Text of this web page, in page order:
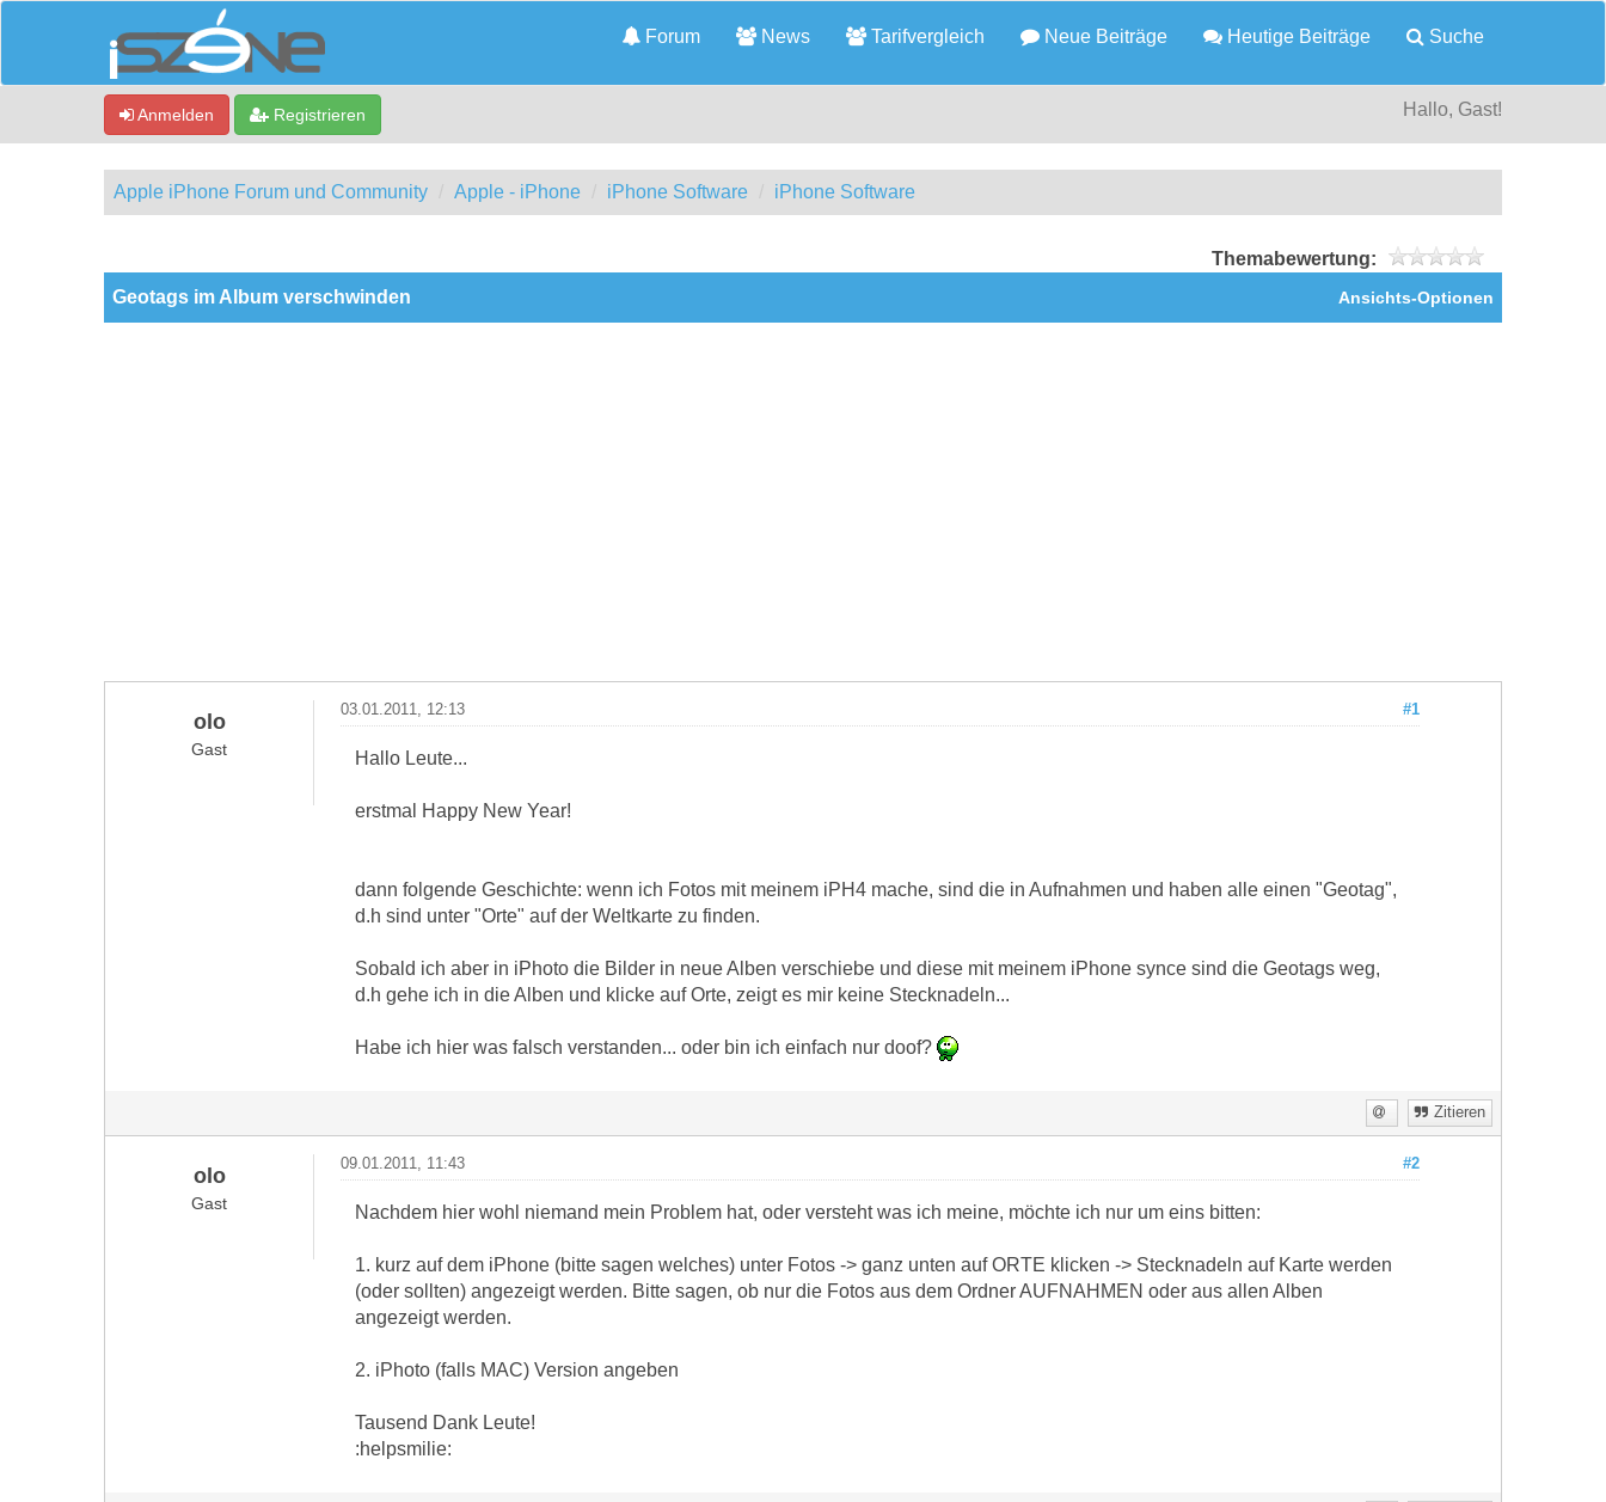
Forum News Tarifvergleich Neue Beiträge Heutige Beiträge Suche
Anmelden Registrieren Hallo, Gast!
Apple iPhone Forum und Community Apple - iPhone iPhone Software iPhone Software
Themabewertung:
Ansichts-Optionen
Geotags im Album verschwinden
olo
Gast
#1
03.01.2011, 12:13
Hallo Leute...
erstmal Happy New Year!
dann folgende Geschichte: wenn ich Fotos mit meinem iPH4 mache, sind die in Aufnahmen und haben alle einen "Geotag",
d.h sind unter "Orte" auf der Weltkarte zu finden.
Sobald ich aber in iPhoto die Bilder in neue Alben verschiebe und diese mit meinem iPhone synce sind die Geotags weg,
d.h gehe ich in die Alben und klicke auf Orte, zeigt es mir keine Stecknadeln...
Habe ich hier was falsch verstanden... oder bin ich einfach nur doof?
Zitieren
olo
Gast
#2
09.01.2011, 11:43
Nachdem hier wohl niemand mein Problem hat, oder versteht was ich meine, möchte ich nur um eins bitten:
1. kurz auf dem iPhone (bitte sagen welches) unter Fotos -> ganz unten auf ORTE klicken -> Stecknadeln auf Karte werden
(oder sollten) angezeigt werden. Bitte sagen, ob nur die Fotos aus dem Ordner AUFNAHMEN oder aus allen Alben
angezeigt werden.
2. iPhoto (falls MAC) Version angeben
Tausend Dank Leute!
:helpsmilie: